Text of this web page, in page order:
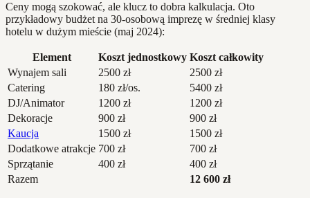
Ceny mogą szokować, ale klucz to dobra kalkulacja. Oto
przykładowy budżet na 30-osobową imprezę w średniej klasy
hotelu w dużym mieście (maj 2024):
Element Koszt jednostkowy Koszt całkowity
Wynajem sali
2500 zł
2500 zł
Catering
180 zł/os.
5400 zł
DJ/Animator
1200 zł
1200 zł
Dekoracje
900 zł
900 zł
Kaucja
1500 zł
1500 zł
Dodatkowe atrakcje 700 zł
700 zł
Sprzątanie
400 zł
400 zł
Razem
12 600 zł